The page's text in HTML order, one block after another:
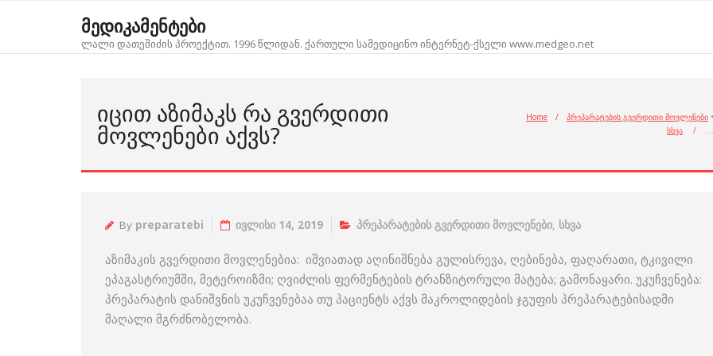
მედიკამენტები
ლალი დათეშიძის პროექტით. 1996 წლიდან. ქართული სამედიცინო ინტერნეტ-ქსელი www.medgeo.net
ᲘᲪᲘᲗ ᲐᲖᲘᲛᲐᲙᲡ ᲠᲐ ᲒᲕᲔᲠᲓᲘᲗᲘ
ᲛᲝᲕᲚᲔᲜᲔᲑᲘ ᲐᲥᲕᲡ?
Home / პრეპარატების გვერდითი მოვლენები •
სხვა
/ …
By preparatebi ივლისი 14, 2019 პრეპარატების გვერდითი მოვლენები, სხვა
აზიმაკის გვერდითი მოვლენებია: იშვიათად აღინიშნება გულისრევა, ღებინება, ფაღარათი, ტკივილი
ეპაგასტრიუმში, მეტეროიზმი; ღვიძლის ფერმენტების ტრანზიტორული მატება; გამონაყარი. უკუჩვენება:
პრეპარატის დანიშვნის უკუჩვენებაა თუ პაციენტს აქვს მაკროლიდების ჯგუფის პრეპარატებისადმი
მაღალი მგრძნობელობა.